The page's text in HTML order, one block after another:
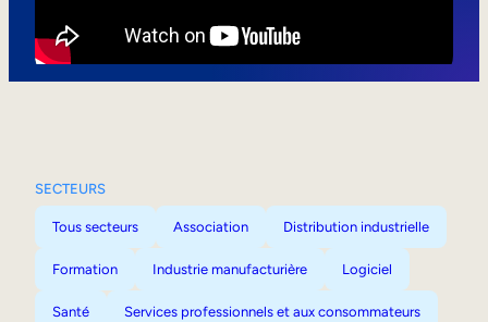
SECTEURS
Tous secteurs Association Distribution industrielle
Formation Industrie manufacturière Logiciel
Santé Services professionnels et aux consommateurs